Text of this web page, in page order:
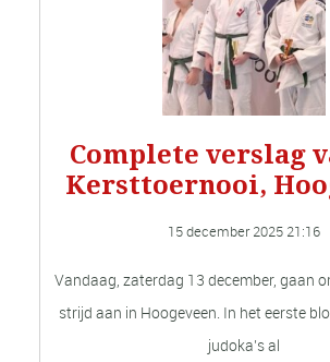
Complete verslag
Kersttoernooi,
15 december 2025 21:16
Vandaag, zaterdag 13 december, gaan
strijd aan in Hoogeveen. In het eerste
judoka’s al